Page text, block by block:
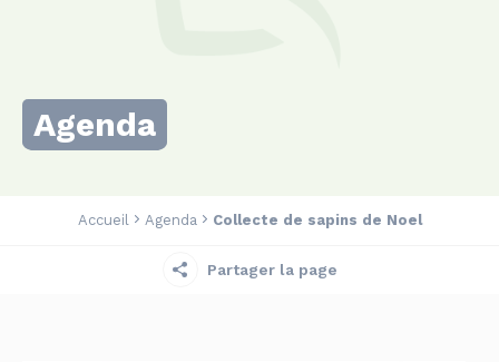
Agenda
Accueil Agenda Collecte de sapins de Noel
Partager la page